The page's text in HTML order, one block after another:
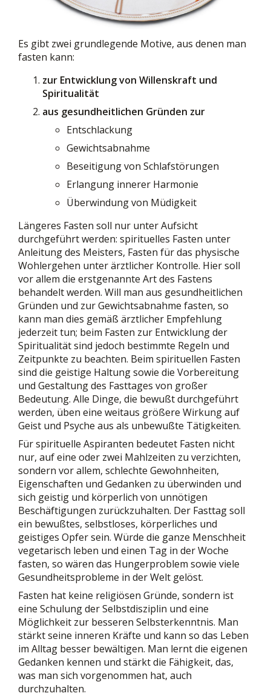
Es gibt zwei grundlegende Motive, aus denen man
fasten kann:
zur Entwicklung von Willenskraft und
Spiritualität
aus gesundheitlichen Gründen zur
Entschlackung
Gewichtsabnahme
Beseitigung von Schlafstörungen
Erlangung innerer Harmonie
Überwindung von Müdigkeit
Längeres Fasten soll nur unter Aufsicht
durchgeführt werden: spirituelles Fasten unter
Anleitung des Meisters, Fasten für das physische
Wohlergehen unter ärztlicher Kontrolle. Hier soll
vor allem die erstgenannte Art des Fastens
behandelt werden. Will man aus gesundheitlichen
Gründen und zur Gewichtsabnahme fasten, so
kann man dies gemäß ärztlicher Empfehlung
jederzeit tun; beim Fasten zur Entwicklung der
Spiritualität sind jedoch bestimmte Regeln und
Zeitpunkte zu beachten. Beim spirituellen Fasten
sind die geistige Haltung sowie die Vorbereitung
und Gestaltung des Fasttages von großer
Bedeutung. Alle Dinge, die bewußt durchgeführt
werden, üben eine weitaus größere Wirkung auf
Geist und Psyche aus als unbewußte Tätigkeiten.
Für spirituelle Aspiranten bedeutet Fasten nicht
nur, auf eine oder zwei Mahlzeiten zu verzichten,
sondern vor allem, schlechte Gewohnheiten,
Eigenschaften und Gedanken zu überwinden und
sich geistig und körperlich von unnötigen
Beschäftigungen zurückzuhalten. Der Fasttag soll
ein bewußtes, selbstloses, körperliches und
geistiges Opfer sein. Würde die ganze Menschheit
vegetarisch leben und einen Tag in der Woche
fasten, so wären das Hungerproblem sowie viele
Gesundheitsprobleme in der Welt gelöst.
Fasten hat keine religiösen Gründe, sondern ist
eine Schulung der Selbstdisziplin und eine
Möglichkeit zur besseren Selbsterkenntnis. Man
stärkt seine inneren Kräfte und kann so das Leben
im Alltag besser bewältigen. Man lernt die eigenen
Gedanken kennen und stärkt die Fähigkeit, das,
was man sich vorgenommen hat, auch
durchzuhalten.